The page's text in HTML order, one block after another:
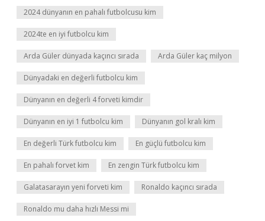
2024 dünyanın en pahalı futbolcusu kim
2024te en iyi futbolcu kim
Arda Güler dünyada kaçıncı sırada Arda Güler kaç milyon
Dünyadaki en değerli futbolcu kim
Dünyanın en değerli 4 forveti kimdir
Dünyanın en iyi 1 futbolcu kim Dünyanın gol kralı kim
En değerli Türk futbolcu kim En güçlü futbolcu kim
En pahalı forvet kim En zengin Türk futbolcu kim
Galatasarayın yeni forveti kim Ronaldo kaçıncı sırada
Ronaldo mu daha hızlı Messi mi